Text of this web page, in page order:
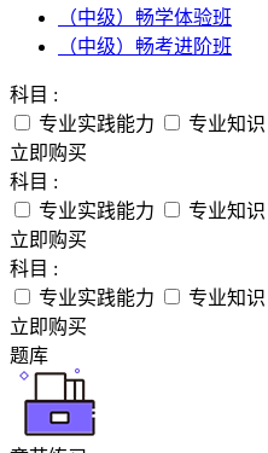
（中级）畅学体验班
（中级）畅考进阶班
科目 :
专业实践能力
专业知识
立即购买
科目 :
专业实践能力
专业知识
立即购买
科目 :
专业实践能力
专业知识
立即购买
题库